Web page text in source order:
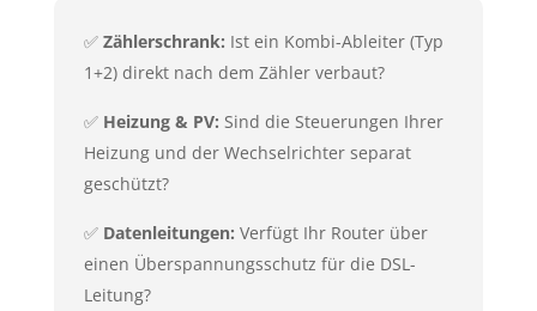
✅ Zählerschrank: Ist ein Kombi-Ableiter (Typ
1+2) direkt nach dem Zähler verbaut?
✅ Heizung & PV: Sind die Steuerungen Ihrer
Heizung und der Wechselrichter separat
geschützt?
✅ Datenleitungen: Verfügt Ihr Router über
einen Überspannungsschutz für die DSL-
Leitung?